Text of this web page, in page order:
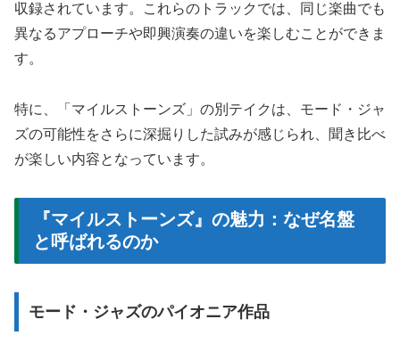
収録されています。これらのトラックでは、同じ楽曲でも
異なるアプローチや即興演奏の違いを楽しむことができま
す。
特に、「マイルストーンズ」の別テイクは、モード・ジャ
ズの可能性をさらに深掘りした試みが感じられ、聞き比べ
が楽しい内容となっています。
『マイルストーンズ』の魅力：なぜ名盤
と呼ばれるのか
モード・ジャズのパイオニア作品